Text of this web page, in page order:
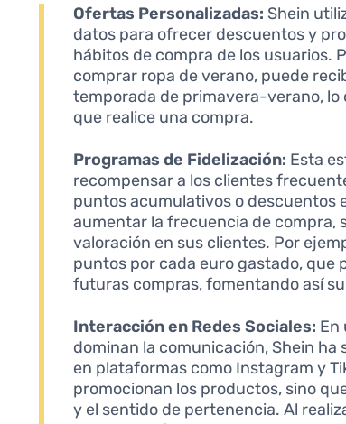
Ofertas Personalizadas: Shein
datos para ofrecer descuentos y
hábitos de compra de los usuarios.
comprar ropa de verano, puede
temporada de primavera-verano,
que realice una compra.
Programas de Fidelización: Esta
recompensar a los clientes
puntos acumulativos o descuentos
aumentar la frecuencia de compra,
valoración en sus clientes. Por
puntos por cada euro gastado, que
futuras compras, fomentando así
Interacción en Redes Sociales: En
dominan la comunicación, Shein
en plataformas como Instagram y
promocionan los productos, sino
y el sentido de pertenencia. Al